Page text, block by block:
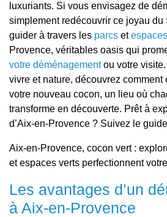
luxuriants. Si vous envisagez de
simplement redécouvrir ce joyau
guider à travers les parcs et
Provence, véritables oasis qui
votre déménagementou votre
vivre et nature, découvrez
votre nouveau cocon, un lieu où
transforme en découverte. Prêt à
d’Aix-en-Provence ? Suivez le
Aix-en-Provence, cocon vert :
et espaces verts perfectionnent votre
Les avantages d’un
à Aix-en-Provence